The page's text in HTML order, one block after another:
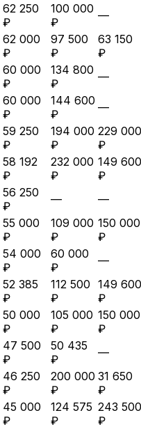
62 250
₽
100 000
₽
—
62 000
₽
97 500
₽
63 150
₽
60 000
₽
134 800
₽
—
60 000
₽
144 600
₽
—
59 250
₽
194 000
₽
229 000
₽
58 192
₽
232 000
₽
149 600
₽
56 250
₽
— —
55 000
₽
109 000
₽
150 000
₽
54 000
₽
60 000
₽
—
52 385
₽
112 500
₽
149 600
₽
50 000
₽
105 000
₽
150 000
₽
47 500
₽
50 435
₽
—
46 250
₽
200 000
₽
31 650
₽
45 000
₽
124 575
₽
243 500
₽